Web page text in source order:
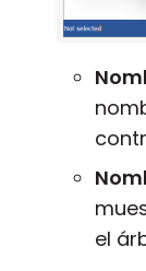
el